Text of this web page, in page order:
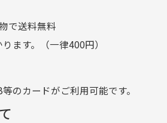
七八（読みヨンナナハチ）
で送料無料
ます。（一律400円）
のカードがご利用可能です。